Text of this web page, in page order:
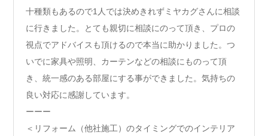
十種類もあるので1人では決めきれずミヤカグさんに相談
に行きました。とても親切に相談にのって頂き、プロの
視点でアドバイスも頂けるので本当に助かりました。つ
いでに家具や照明、カーテンなどの相談にものって頂
き、統一感のある部屋にする事ができました。気持ちの
良い対応に感謝しています。
ーーー
＜リフォーム（他社施工）のタイミングでのインテリア